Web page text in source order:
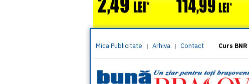
Mica Publicitate | Arhiva | Contact Curs BNR